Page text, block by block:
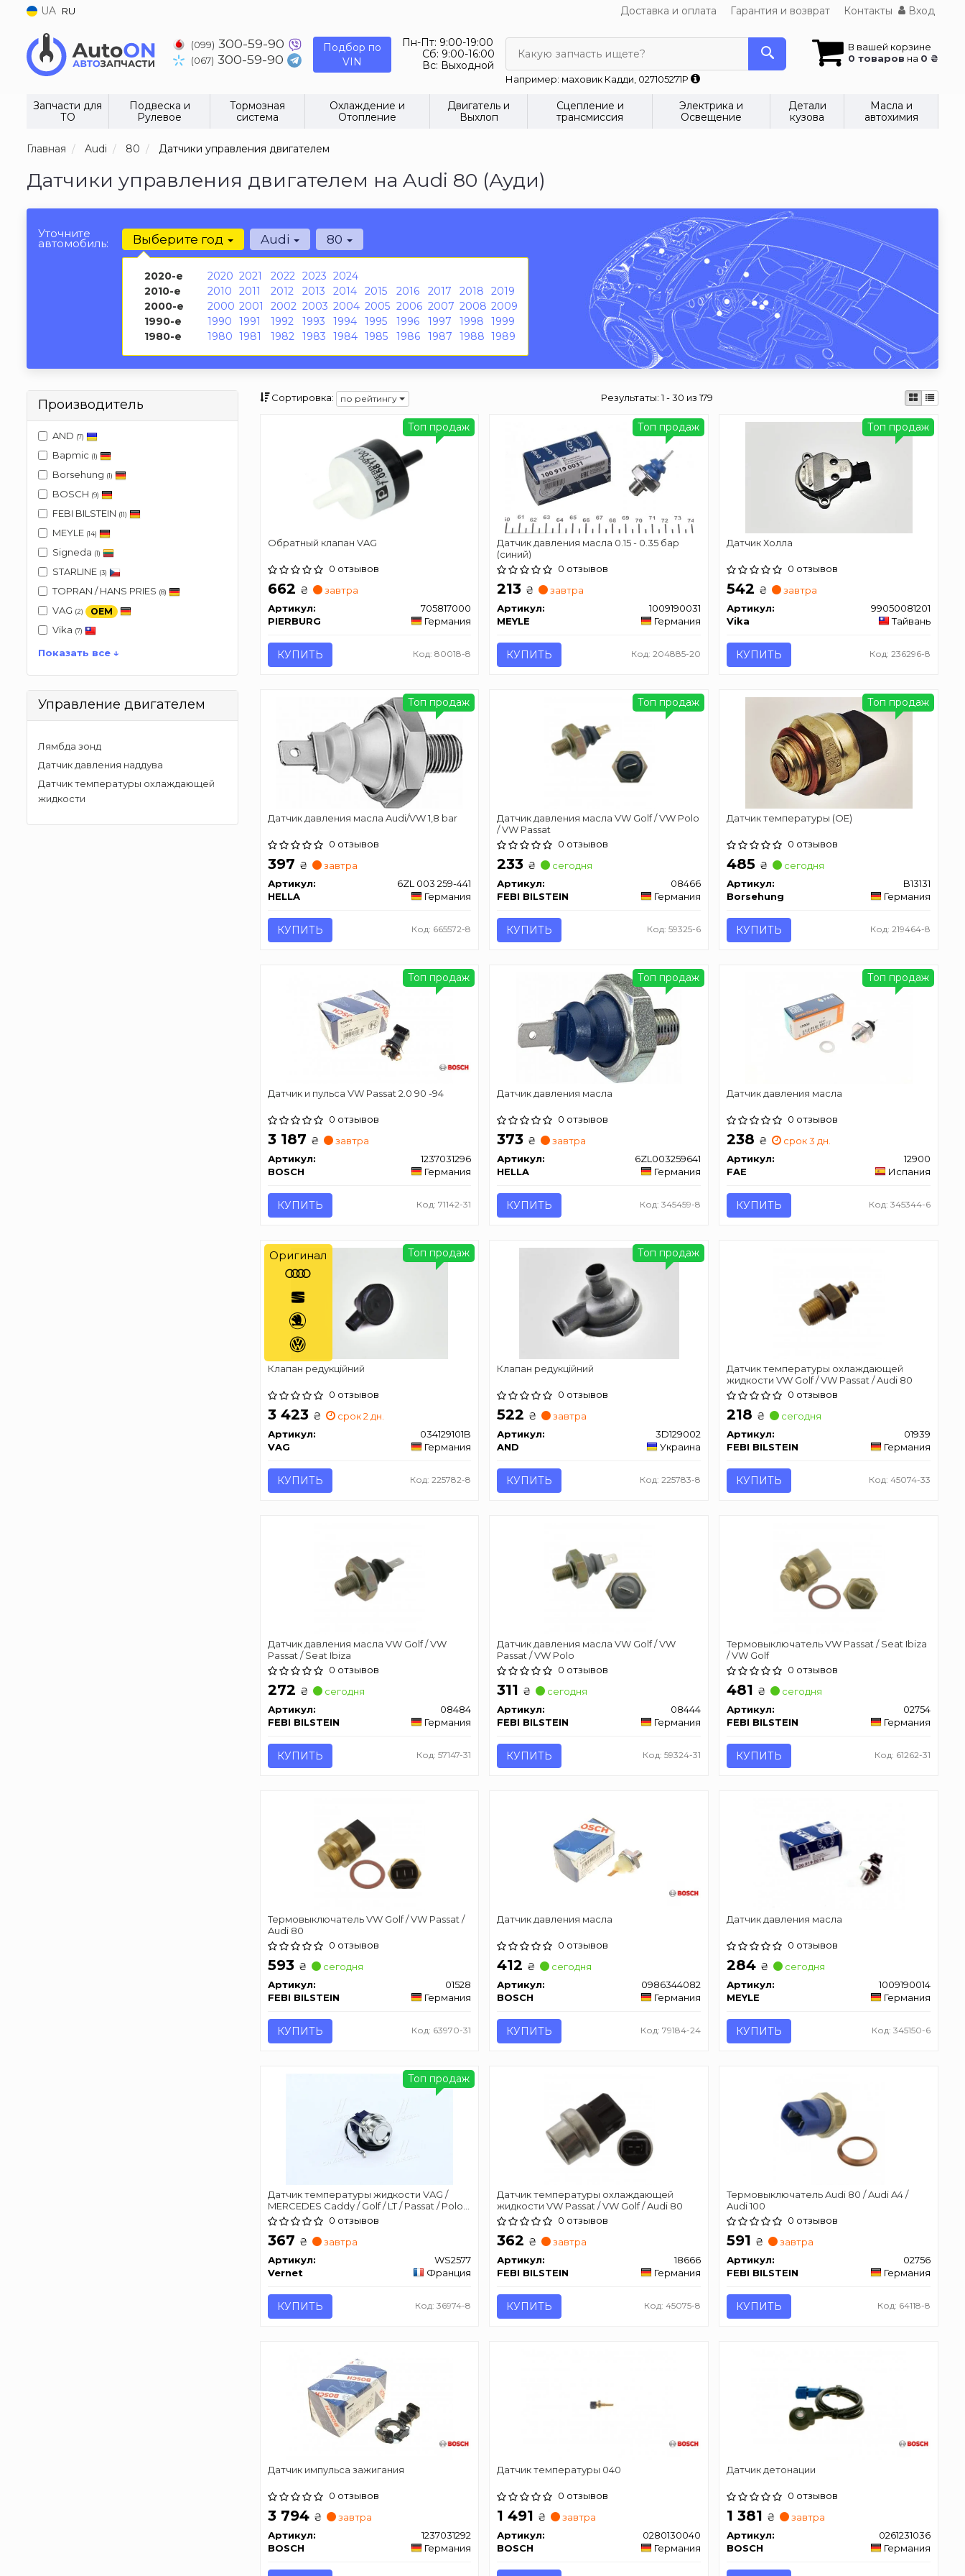
UA RU Доставка и оплата Гарантия и возврат Контакты Вход
(099) 300-59-90
(067) 300-59-90
Подбор по
VIN
Пн-Пт: 9:00-19:00
Сб: 9:00-16:00
Вс: Выходной
В вашей корзине
0 товаров на 0 ₴
Какую запчасть ищете?
Например: маховик Кадди, 027105271P
Запчасти для
ТО
Подвеска и
Рулевое
Тормозная
система
Охлаждение и
Отопление
Двигатель и
Выхлоп
Сцепление и
трансмиссия
Электрика и
Освещение
Детали
кузова
Масла и
автохимия
Главная Audi 80 Датчики управления двигателем
Датчики управления двигателем на Audi 80 (Ауди)
Уточните
автомобиль: Выберите год
2020-е 2020 2021 2022 2023 2024
2010-е
2010 2011 2012 2013 2014 2015 2016 2017 2018
2019
2000-е
2000 2001 2002 2003 2004 2005 2006 2007 2008 2009
1990-е
1990 1991 1992 1993 1994 1995 1996 1997 1998
1999
1980-е
1980 1981 1982 1983 1984 1985 1986 1987 1988 1989
Audi 80
Производитель
AND (7)
Bapmic (1)
Borsehung (1)
BOSCH (9)
FEBI BILSTEIN (11)
MEYLE (14)
Signeda (1)
STARLINE (3)
TOPRAN / HANS PRIES (8)
VAG (2) OEM
Vika (7)
Показать все ↓
Управление двигателем
Лямбда зонд
Датчик давления наддува
Датчик температуры охлаждающей
жидкости
Сортировка: по рейтингу Результаты:1 - 30 из 179
Обратный клапан VAG
0 отзывов
662 ₴
завтра
Артикул:
705817000
PIERBURG
Германия
КУПИТЬ Код: 80018-8
Топ продаж
Датчик давления масла 0.15 - 0.35 бар
(синий)
0 отзывов
213 ₴
завтра
Артикул:
1009190031
MEYLE
Германия
КУПИТЬ Код: 204885-20
Топ продаж
Датчик Холла
0 отзывов
542 ₴
завтра
Артикул:
99050081201
Vika
Тайвань
КУПИТЬ Код: 236296-8
Топ продаж
Датчик давления масла Audi/VW 1,8 bar
0 отзывов
397 ₴
завтра
Артикул:
6ZL 003 259-441
HELLA
Германия
КУПИТЬ Код: 665572-8
Топ продаж
Датчик давления масла VW Golf / VW Polo
/ VW Passat
0 отзывов
233 ₴
сегодня
Артикул:
08466
FEBI BILSTEIN
Германия
КУПИТЬ Код: 59325-6
Топ продаж
Датчик температуры (OE)
0 отзывов
485 ₴
сегодня
Артикул:
B13131
Borsehung
Германия
КУПИТЬ Код: 219464-8
Топ продаж
Датчик и пульса VW Passat 2.0 90 -94
0 отзывов
3 187 ₴
завтра
Артикул:
1237031296
BOSCH
Германия
КУПИТЬ Код: 71142-31
Топ продаж
Датчик давления масла
0 отзывов
373 ₴
завтра
Артикул:
6ZL003259641
HELLA
Германия
КУПИТЬ Код: 345459-8
Топ продаж
Датчик давления масла
0 отзывов
238 ₴
срок 3 дн.
Артикул:
12900
FAE
Испания
КУПИТЬ Код: 345344-6
Топ продаж
Клапан редукцiйний
0 отзывов
3 423 ₴
срок 2 дн.
Артикул:
034129101B
VAG
Германия
КУПИТЬ Код: 225782-8
Топ продаж
Оригинал
Клапан редукційний
0 отзывов
522 ₴
завтра
Артикул:
3D129002
AND
Украина
КУПИТЬ Код: 225783-8
Топ продаж
Датчик температуры охлаждающей
жидкости VW Golf / VW Passat / Audi 80
0 отзывов
218 ₴
сегодня
Артикул:
01939
FEBI BILSTEIN
Германия
КУПИТЬ Код: 45074-33
Датчик давления масла VW Golf / VW
Passat / Seat Ibiza
0 отзывов
272 ₴
сегодня
Артикул:
08484
FEBI BILSTEIN
Германия
КУПИТЬ Код: 57147-31
Датчик давления масла VW Golf / VW
Passat / VW Polo
0 отзывов
311 ₴
сегодня
Артикул:
08444
FEBI BILSTEIN
Германия
КУПИТЬ Код: 59324-31
Термовыключатель VW Passat / Seat Ibiza
/ VW Golf
0 отзывов
481 ₴
сегодня
Артикул:
02754
FEBI BILSTEIN
Германия
КУПИТЬ Код: 61262-31
Термовыключатель VW Golf / VW Passat /
Audi 80
0 отзывов
593 ₴
сегодня
Артикул:
01528
FEBI BILSTEIN
Германия
КУПИТЬ Код: 63970-31
Датчик давления масла
0 отзывов
412 ₴
сегодня
Артикул:
0986344082
BOSCH
Германия
КУПИТЬ Код: 79184-24
Датчик давления масла
0 отзывов
284 ₴
сегодня
Артикул:
1009190014
MEYLE
Германия
КУПИТЬ Код: 345150-6
Датчик температуры жидкости VAG /
MERCEDES Caddy / Golf / LT / Passat / Polo /
V-Class 85-030 отзывов
367 ₴
завтра
Артикул:
WS2577
Vernet
Франция
КУПИТЬ Код: 36974-8
Топ продаж
Датчик температуры охлаждающей
жидкости VW Passat / VW Golf / Audi 80
0 отзывов
362 ₴
завтра
Артикул:
18666
FEBI BILSTEIN
Германия
КУПИТЬ Код: 45075-8
Термовыключатель Audi 80 / Audi A4 /
Audi 100
0 отзывов
591 ₴
завтра
Артикул:
02756
FEBI BILSTEIN
Германия
КУПИТЬ Код: 64118-8
Датчик импульса зажигания
0 отзывов
3 794 ₴
завтра
Артикул:
1237031292
BOSCH
Германия
Датчик температуры 040
0 отзывов
1 491 ₴
завтра
Артикул:
0280130040
BOSCH
Германия
Датчик детонации
0 отзывов
1 381 ₴
завтра
Артикул:
0261231036
BOSCH
Германия